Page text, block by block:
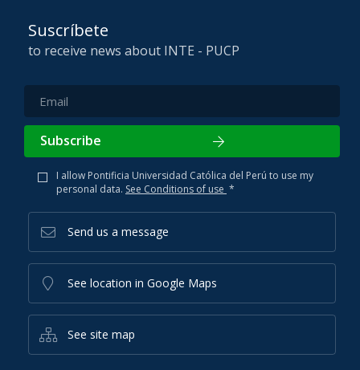
Suscríbete
to receive news about INTE - PUCP
Subscribe
I allow Pontificia Universidad Católica del Perú to use my
personal data. See Conditions of use *
Send us a message
See location in Google Maps
See site map